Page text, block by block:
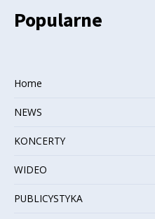
Popularne
Home
NEWS
KONCERTY
WIDEO
PUBLICYSTYKA